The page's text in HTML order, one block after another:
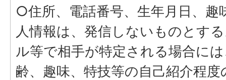
○住所、電話番号、生年月日、趣
人情報は、発信しないものとす
ル等で相手が特定される場合に
齢、趣味、特技等の自己紹介程